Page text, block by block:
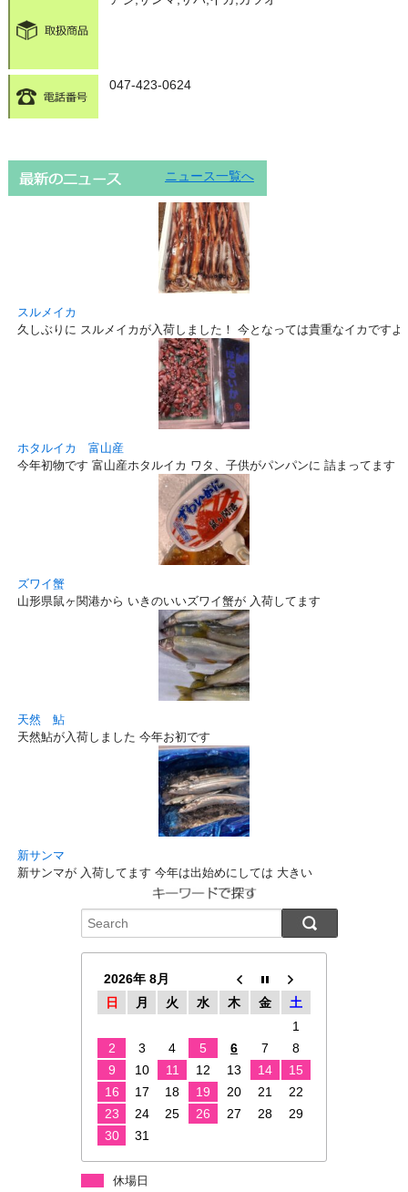
047-423-0624
ニュース一覧へ
スルメイカ
久しぶりに スルメイカが入荷しました！ 今となっては貴重なイカですよ
ホタルイカ 富山産
今年初物です 富山産ホタルイカ ワタ、子供がパンパンに 詰まってます！
ズワイ蟹
山形県鼠ヶ関港から いきのいいズワイ蟹が 入荷してます
天然 鮎
天然鮎が入荷しました 今年お初です
新サンマ
新サンマが 入荷してます 今年は出始めにしては 大きい
2026年 8月
日
月 火 水 木 金
土
1
2
3 4 5 6 7
8
9
10 11 12 13 14
15
16
17 18 19 20 21
22
23
24 25 26 27 28
29
30
31
休場日